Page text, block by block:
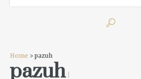
Home > pazuh
pazuh1